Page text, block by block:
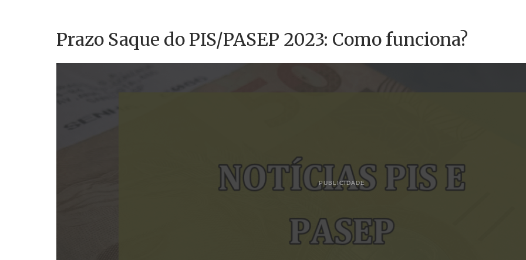
Prazo Saque do PIS/PASEP 2023: Como funciona?
PUBLICIDADE